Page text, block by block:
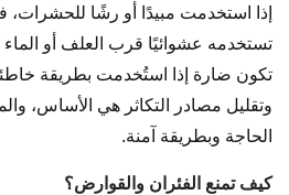
إذا استخدمت مبيدًا أو رشًا للحشرات،
تستخدمه عشوائيًا قرب العلف أو
تكون ضارة إذا استُخدمت بطريقة
وتقليل مصادر التكاثر هي الأساس،
الحاجة وبطريقة آمنة.
كيف تمنع الفئران والقوارض؟